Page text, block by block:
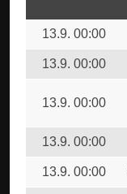
13.9. 00:00
13.9. 00:00
13.9. 00:00
13.9. 00:00
13.9. 00:00